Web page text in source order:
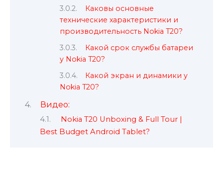
Каковы основные
технические характеристики и
производительность Nokia T20?
Какой срок службы батареи
у Nokia T20?
Какой экран и динамики у
Nokia T20?
Видео:
Nokia T20 Unboxing & Full Tour |
Best Budget Android Tablet?